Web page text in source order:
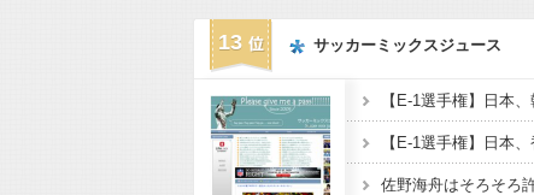
13 サッカーミックスジュース